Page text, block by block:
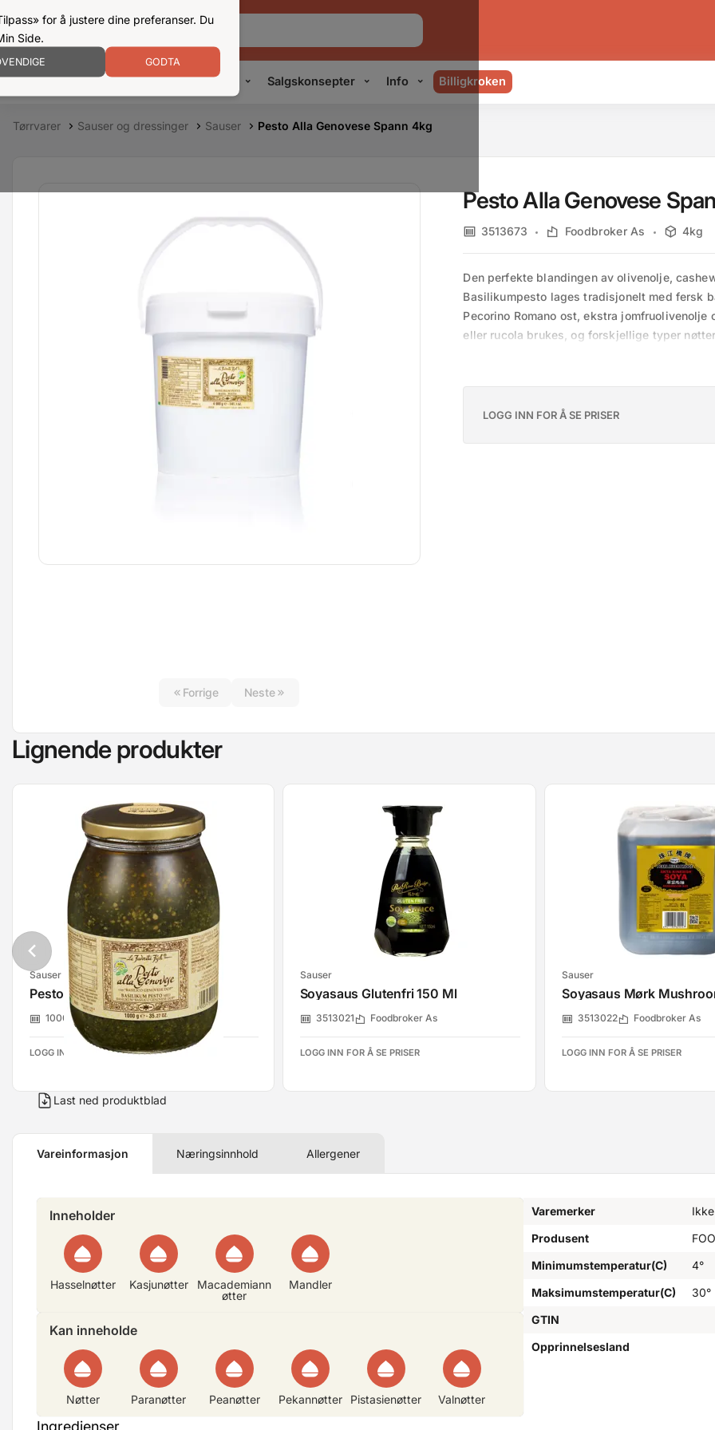
for å justere dine preferanser. Du
Side.
GODTA
Kampanjer Produkter Konsepter Salgskonsepter Info Billigkroken
Tørrvarer Sauser og dressinger Sauser Pesto Alla Genovese Spann 4kg
Forrige Neste
Pesto Alla Genovese
3513673 Foodbroker As 4kg
Den perfekte blandingen av olivenolje,
Basilikumpesto lages tradisjonelt med fersk
Pecorino Romano ost, ekstra
eller rucola brukes, og forskjellige typer
LOGG INN FOR Å SE PRISER
Lignende produkter
Sauser
Pesto Genovese La Favorita 1kg
1000876 La Favorita
LOGG INN FOR Å SE PRISER
Sauser
Soyasaus Glutenfri 150 Ml
3513021 Foodbroker As
LOGG INN FOR Å SE PRISER
Sauser
3513022 Foodbroker As
LOGG INN FOR Å SE PRISER
Last ned produktblad
Vareinformasjon Næringsinnhold Allergener
Inneholder
Hasselnøtter Kasjunøtter
Macademiann
øtter
Mandler
Kan inneholde
Nøtter Paranøtter Peanøtter Pekannøtter Pistasienøtter Valnøtter
Ingredienser
Varemerker
Produsent
Minimumstemperatur(C)
4°
Maksimumstemperatur(C)
30°
GTIN
Opprinnelsesland